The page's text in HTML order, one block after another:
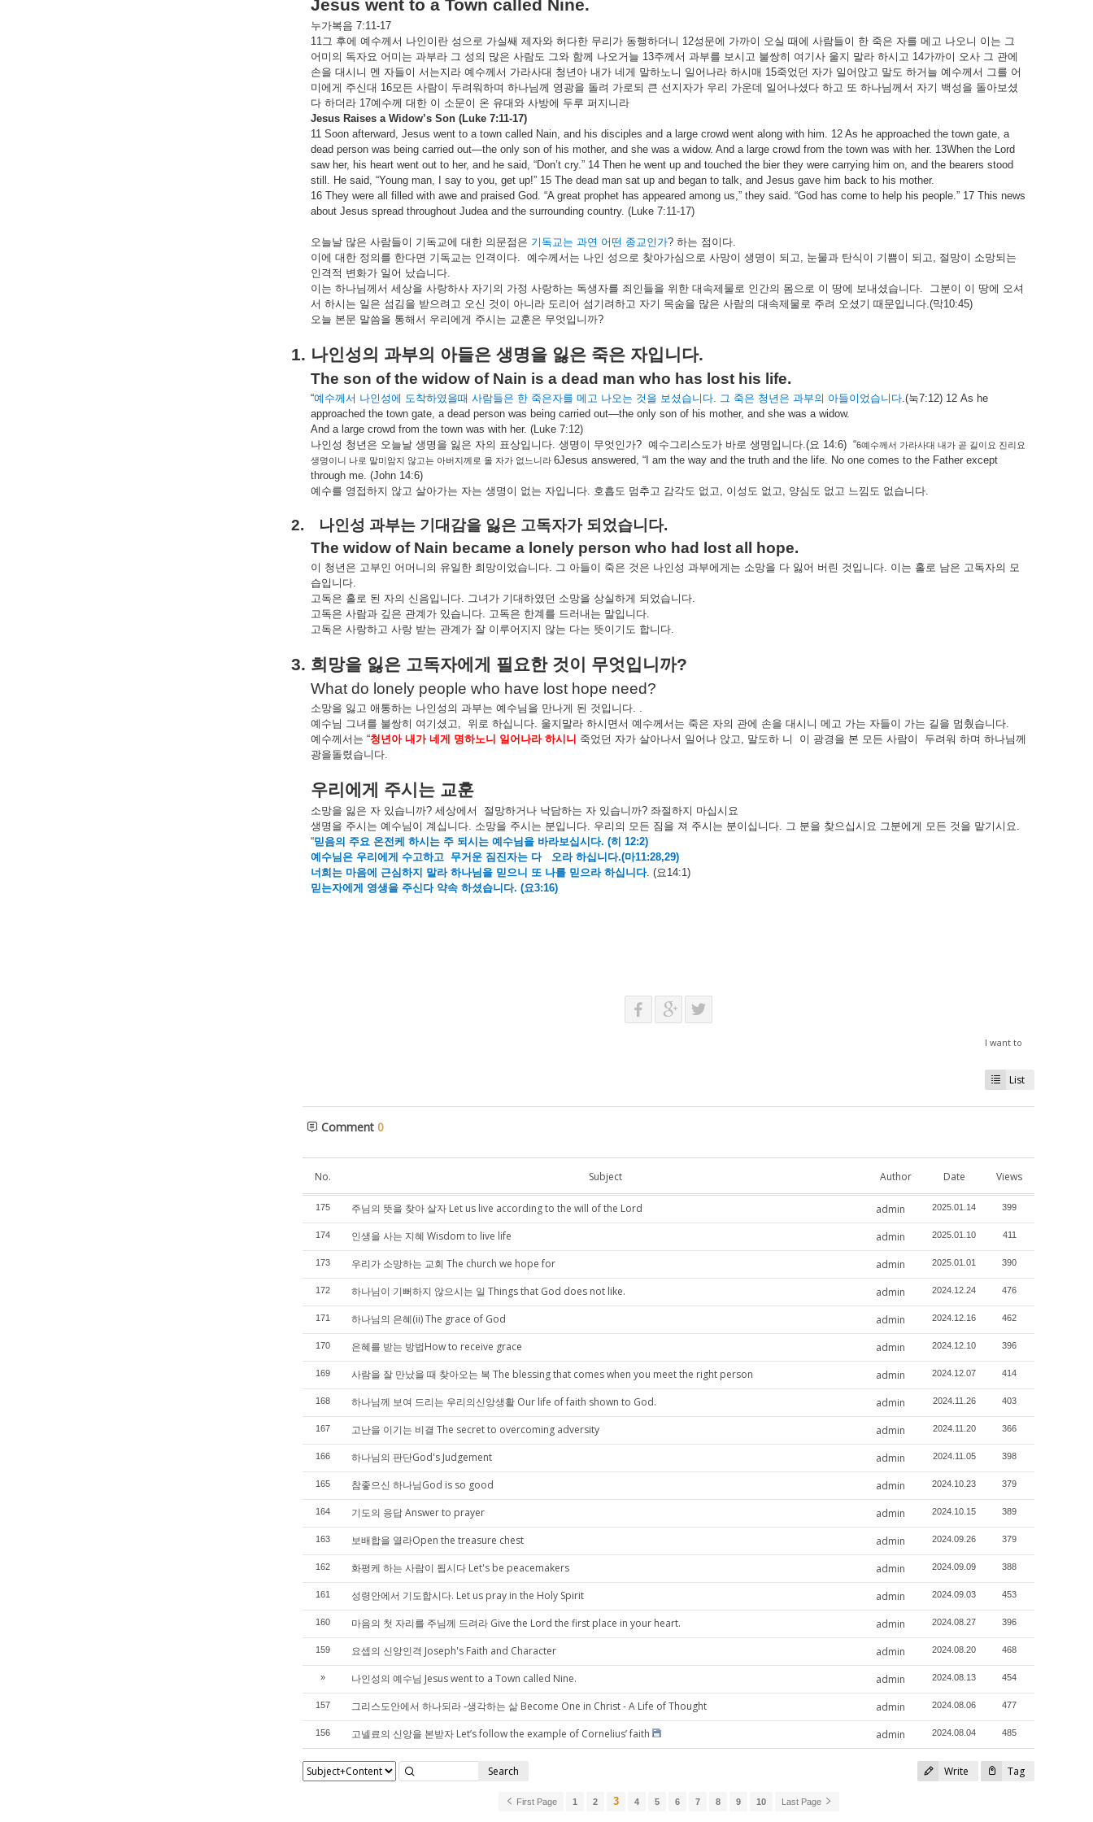
Jesus went to a Town called Nine.
누가복음 7:11-17
11그 후에 예수께서 나인이란 성으로 가실쌔 제자와 허다한 무리가 동행하더니 12성문에 가까이 오실 때에 사람들이 한 죽은 자를 메고 나오니 이는 그
어미의 독자요 어미는 과부라 그 성의 많은 사람도 그와 함께 나오거늘 13주께서 과부를 보시고 불쌍히 여기사 울지 말라 하시고 14가까이 오사 그 관에
손을 대시니 멘 자들이 서는지라 예수께서 가라사대 청년아 내가 네게 말하노니 일어나라 하시매 15죽었던 자가 일어앉고 말도 하거늘 예수께서 그를 어
미에게 주신대 16모든 사람이 두려워하며 하나님께 영광을 돌려 가로되 큰 선지자가 우리 가운데 일어나셨다 하고 또 하나님께서 자기 백성을 돌아보셨
다 하더라 17예수께 대한 이 소문이 온 유대와 사방에 두루 퍼지니라
Jesus Raises a Widow’s Son (Luke 7:11-17)
11 Soon afterward, Jesus went to a town called Nain, and his disciples and a large crowd went along with him. 12 As he approached the town gate, a
dead person was being carried out—the only son of his mother, and she was a widow. And a large crowd from the town was with her. 13When the Lord
saw her, his heart went out to her, and he said, “Don’t cry.” 14 Then he went up and touched the bier they were carrying him on, and the bearers stood
still. He said, “Young man, I say to you, get up!” 15 The dead man sat up and began to talk, and Jesus gave him back to his mother.
16 They were all filled with awe and praised God. “A great prophet has appeared among us,” they said. “God has come to help his people.” 17 This news
about Jesus spread throughout Judea and the surrounding country. (Luke 7:11-17)
오늘날 많은 사람들이 기독교에 대한 의문점은 기독교는 과연 어떤 종교인가? 하는 점이다.
이에 대한 정의를 한다면 기독교는 인격이다. 예수께서는 나인 성으로 찾아가심으로 사망이 생명이 되고, 눈물과 탄식이 기쁨이 되고, 절망이 소망되는
인격적 변화가 일어 났습니다.
이는 하나님께서 세상을 사랑하사 자기의 가정 사랑하는 독생자를 죄인들을 위한 대속제물로 인간의 몸으로 이 땅에 보내셨습니다. 그분이 이 땅에 오셔
서 하시는 일은 섬김을 받으려고 오신 것이 아니라 도리어 섬기려하고 자기 목숨을 많은 사람의 대속제물로 주려 오셨기 때문입니다.(막10:45)
오늘 본문 말씀을 통해서 우리에게 주시는 교훈은 무엇입니까?
1. 나인성의 과부의 아들은 생명을 잃은 죽은 자입니다.
The son of the widow of Nain is a dead man who has lost his life.
“예수께서 나인성에 도착하였을때 사람들은 한 죽은자를 메고 나오는 것을 보셨습니다. 그 죽은 청년은 과부의 아들이었습니다.(눅7:12) 12 As he
approached the town gate, a dead person was being carried out—the only son of his mother, and she was a widow.
And a large crowd from the town was with her. (Luke 7:12)
나인성 청년은 오늘날 생명을 잃은 자의 표상입니다. 생명이 무엇인가? 예수그리스도가 바로 생명입니다.(요 14:6) “6예수께서 가라사대 내가 곧 길이요 진리요
생명이니
나로 말미암지 않고는 아버지께로 올 자가 없느니라 6Jesus answered, “I am the way and the truth and the life. No one comes to the Father except
through me. (John 14:6)
예수를 영접하지 않고 살아가는 자는 생명이 없는 자입니다. 호흡도 멈추고 감각도 없고, 이성도 없고, 양심도 없고 느낌도 없습니다.
2. 나인성 과부는 기대감을 잃은 고독자가 되었습니다.
The widow of Nain became a lonely person who had lost all hope.
이 청년은 고부인 어머니의 유일한 희망이었습니다. 그 아들이 죽은 것은 나인성 과부에게는 소망을 다 잃어 버린 것입니다. 이는 홀로 남은 고독자의 모
습입니다.
고독은 홀로 된 자의 신음입니다. 그녀가 기대하였던 소망을 상실하게 되었습니다.
고독은 사람과 깊은 관계가 있습니다. 고독은 한계를 드러내는 말입니다.
고독은 사랑하고 사랑 받는 관계가 잘 이루어지지 않는 다는 뜻이기도 합니다.
3. 희망을 잃은 고독자에게 필요한 것이 무엇입니까?
What do lonely people who have lost hope need?
소망을 잃고 애통하는 나인성의 과부는 예수님을 만나게 된 것입니다. .
예수님 그녀를 불쌍히 여기셨고, 위로 하십니다. 울지말라 하시면서 예수께서는 죽은 자의 관에 손을 대시니 메고 가는 자들이 가는 길을 멈췄습니다.
예수께서는 “청년아 내가 네게 명하노니 일어나라 하시니 죽었던 자가 살아나서 일어나 앉고, 말도하 니 이 광경을 본 모든 사람이 두려워 하며 하나님께
광을돌렸습니다.
우리에게 주시는 교훈
소망을 잃은 자 있습니까? 세상에서 절망하거나 낙담하는 자 있습니까? 좌절하지 마십시요
생명을 주시는 예수님이 계십니다. 소망을 주시는 분입니다. 우리의 모든 짐을 져 주시는 분이십니다. 그 분을 찾으십시요 그분에게 모든 것을 맡기시요.
“믿음의 주요 온전케 하시는 주 되시는 예수님을 바라보십시다. (히 12:2)
예수님은 우리에게 수고하고 무거운 짐진자는 다 오라 하십니다.(마11:28,29)
너희는 마음에 근심하지 말라 하나님을 믿으니 또 나를 믿으라 하십니다. (요14:1)
믿는자에게 영생을 주신다 약속 하셨습니다. (요3:16)
I want to
List
Comment 0
No. Subject Author Date Views
175 주님의 뜻을 찾아 살자 Let us live according to the will of the Lord admin 2025.01.14 399
174 인생을 사는 지혜 Wisdom to live life admin 2025.01.10 411
173 우리가 소망하는 교회 The church we hope for admin 2025.01.01 390
172 하나님이 기뻐하지 않으시는 일 Things that God does not like. admin 2024.12.24 476
171 하나님의 은혜(ii) The grace of God admin 2024.12.16 462
170 은혜를 받는 방법How to receive grace admin 2024.12.10 396
169 사람을 잘 만났을 때 찾아오는 복 The blessing that comes when you meet the right person admin 2024.12.07 414
168 하나님께 보여 드리는 우리의신앙생활 Our life of faith shown to God. admin 2024.11.26 403
167 고난을 이기는 비결 The secret to overcoming adversity admin 2024.11.20 366
166 하나님의 판단God's Judgement admin 2024.11.05 398
165 참좋으신 하나님God is so good admin 2024.10.23 379
164 기도의 응답 Answer to prayer admin 2024.10.15 389
163 보배합을 열라Open the treasure chest admin 2024.09.26 379
162 화평케 하는 사람이 됩시다 Let's be peacemakers admin 2024.09.09 388
161 성령안에서 기도합시다. Let us pray in the Holy Spirit admin 2024.09.03 453
160 마음의 첫 자리를 주님께 드려라 Give the Lord the first place in your heart. admin 2024.08.27 396
159 요셉의 신앙인격 Joseph's Faith and Character admin 2024.08.20 468
» 나인성의 예수님 Jesus went to a Town called Nine. admin 2024.08.13 454
157 그리스도안에서 하나되라 -생각하는 삶 Become One in Christ - A Life of Thought admin 2024.08.06 477
156 고넬료의 신앙을 본받자 Let’s follow the example of Cornelius’ faith admin 2024.08.04 485
Write Tag
Search
First Page 1 2 3 4 5 6 7 8 9 10 Last Page